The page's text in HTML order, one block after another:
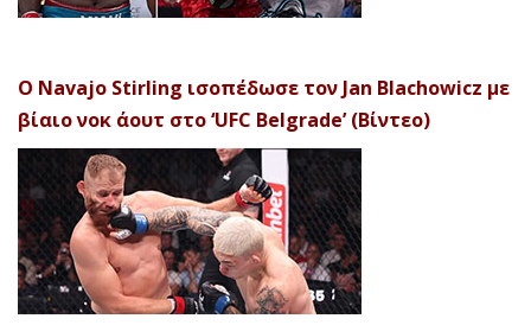
Ο Navajo Stirling ισοπέδωσε τον Jan Blachowicz με
βίαιο νοκ άουτ στο ‘UFC Belgrade’ (Βίντεο)